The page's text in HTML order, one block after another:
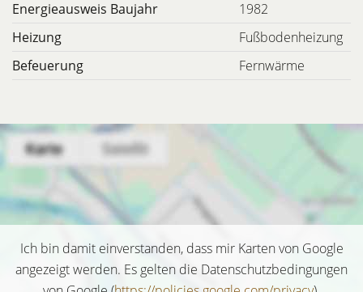
Energieausweis Baujahr
1982
Heizung
Fußbodenheizung
Befeuerung
Fernwärme
Ich bin damit einverstanden, dass mir Karten von Google
angezeigt werden. Es gelten die Datenschutzbedingungen